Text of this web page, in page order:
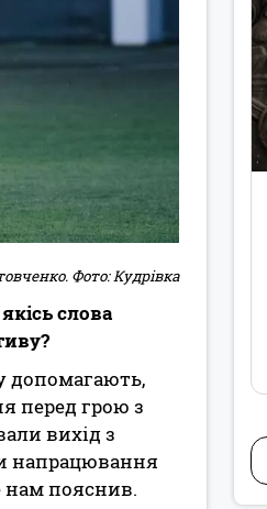
Фото: Кудрівка
слова
допомагають,
перед грою з
вихід з
напрацювання
нам пояснив.